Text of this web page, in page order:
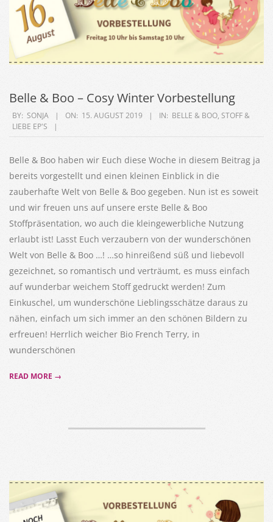
Belle & Boo – Cosy Winter Vorbestellung
2019-
08-
BY: SONJA ON: 15. AUGUST 2019 IN: BELLE & BOO, STOFF &
LIEBE EP'S
Belle & Boo haben wir Euch diese Woche in diesem Beitrag ja
bereits vorgestellt und einen kleinen Einblick in die
zauberhafte Welt von Belle & Boo gegeben. Nun ist es soweit
und wir freuen uns auf unsere erste Belle & Boo
Stoffpräsentation, wo auch die kleingewerbliche Nutzung
erlaubt ist! Lasst Euch verzaubern von der wunderschönen
Welt von Belle & Boo …! …so hinreißend süß und liebevoll
gezeichnet, so romantisch und verträumt, es muss einfach
auf wunderbar weichem Stoff gedruckt werden! Zum
Einkuschel, um wunderschöne Lieblingsschätze daraus zu
nähen, einfach um sich immer an den schönen Bildern zu
erfreuen! Herrlich weicher Bio French Terry, in
wunderschönen
READ MORE →